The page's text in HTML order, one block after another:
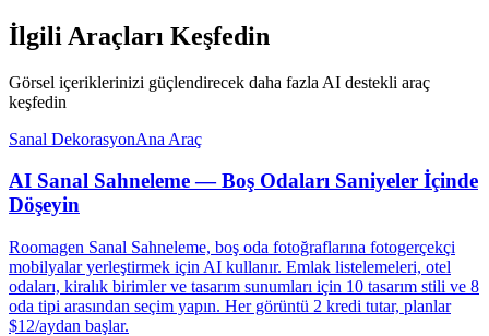
İlgili Araçları Keşfedin
Görsel içeriklerinizi güçlendirecek daha fazla AI destekli araç
keşfedin
Sanal DekorasyonAna Araç
AI Sanal Sahneleme — Boş Odaları Saniyeler İçinde
Döşeyin
Roomagen Sanal Sahneleme, boş oda fotoğraflarına fotogerçekçi
mobilyalar yerleştirmek için AI kullanır. Emlak listelemeleri, otel
odaları, kiralık birimler ve tasarım sunumları için 10 tasarım stili ve 8
oda tipi arasından seçim yapın. Her görüntü 2 kredi tutar, planlar
$12/aydan başlar.